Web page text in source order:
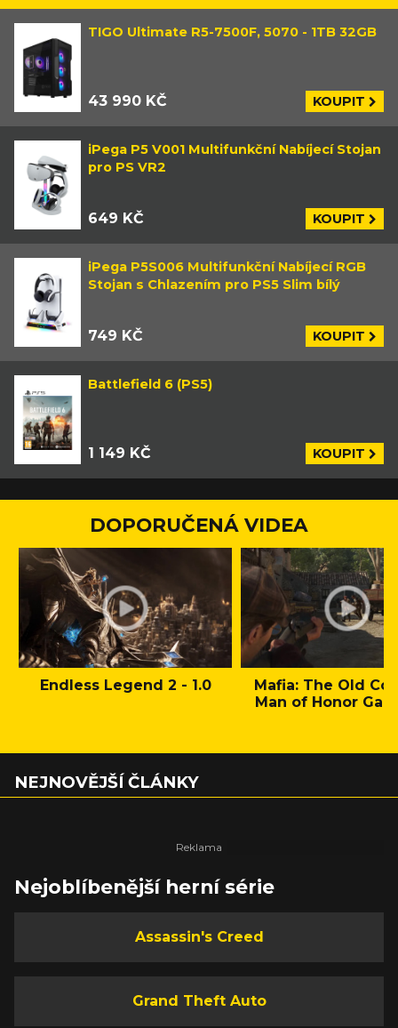
TIGO Ultimate R5-7500F, 5070 - 1TB 32GB
43 990 KČ KOUPIT
iPega P5 V001 Multifunkční Nabíjecí Stojan
pro PS VR2
649 KČ KOUPIT
iPega P5S006 Multifunkční Nabíjecí RGB
Stojan s Chlazením pro PS5 Slim bílý
749 KČ KOUPIT
Battlefield 6 (PS5)
1 149 KČ KOUPIT
DOPORUČENÁ VIDEA
Endless Legend 2 - 1.0
Mafia: The Old
Man of Honor
NEJNOVĚJŠÍ ČLÁNKY
Nejoblíbenější herní série
Assassin's Creed
Grand Theft Auto